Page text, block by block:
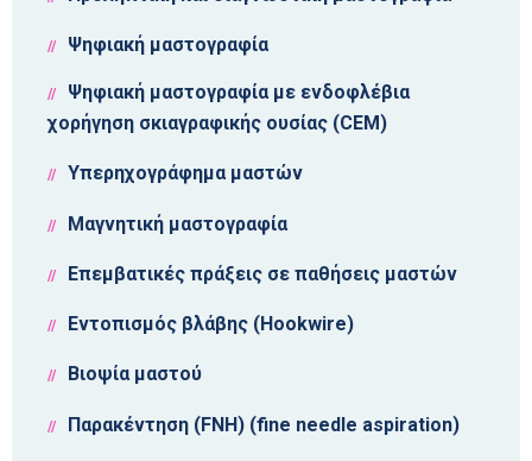
Ψηφιακή μαστογραφία
Ψηφιακή μαστογραφία με ενδοφλέβια
χορήγηση σκιαγραφικής ουσίας (CEM)
Υπερηχογράφημα μαστών
Μαγνητική μαστογραφία
Επεμβατικές πράξεις σε παθήσεις μαστών
Εντοπισμός βλάβης (Hookwire)
Βιοψία μαστού
Παρακέντηση (FNH) (fine needle aspiration)